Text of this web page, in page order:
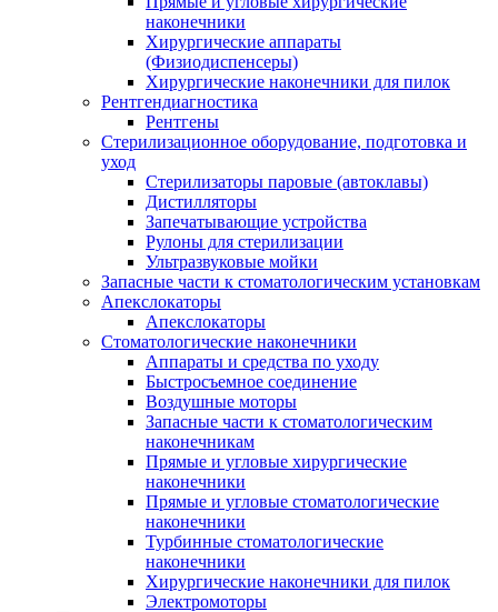
наконечники
Хирургические аппараты
(Физиодиспенсеры)
Хирургические наконечники для пилок
Рентгендиагностика
Рентгены
Стерилизационное оборудование, подготовка и
уход
Стерилизаторы паровые (автоклавы)
Дистилляторы
Запечатывающие устройства
Рулоны для стерилизации
Ультразвуковые мойки
Запасные части к стоматологическим установкам
Апекслокаторы
Апекслокаторы
Стоматологические наконечники
Аппараты и средства по уходу
Быстросъемное соединение
Воздушные моторы
Запасные части к стоматологическим
наконечникам
Прямые и угловые хирургические
наконечники
Прямые и угловые стоматологические
наконечники
Турбинные стоматологические
наконечники
Хирургические наконечники для пилок
Электромоторы